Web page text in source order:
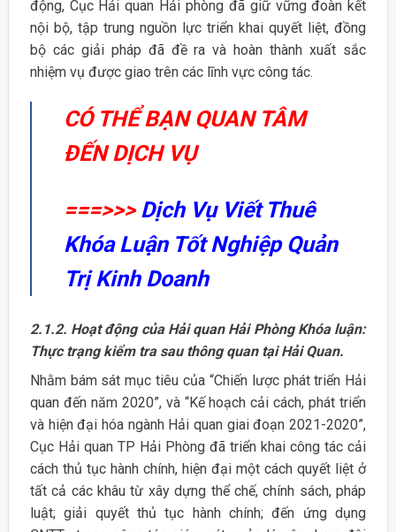
động, Cục Hải quan Hải phòng đã giữ vững đoàn kết
nội bộ, tập trung nguồn lực triển khai quyết liệt, đồng
bộ các giải pháp đã đề ra và hoàn thành xuất sắc
nhiệm vụ được giao trên các lĩnh vực công tác.
CÓ THỂ BẠN QUAN TÂM
ĐẾN DỊCH VỤ
===>>>Dịch Vụ Viết Thuê
Khóa Luận Tốt Nghiệp Quản
Trị Kinh Doanh
2.1.2. Hoạt động của Hải quan Hải Phòng Khóa luận:
Thực trạng kiểm tra sau thông quan tại Hải Quan.
Nhằm bám sát mục tiêu của “Chiến lược phát triển Hải
quan đến năm 2020”, và “Kế hoạch cải cách, phát triển
và hiện đại hóa ngành Hải quan giai đoạn 2021-2020”,
Cục Hải quan TP Hải Phòng đã triển khai công tác cải
cách thủ tục hành chính, hiện đại một cách quyết liệt ở
tất cả các khâu từ xây dựng thể chế, chính sách, pháp
luật; giải quyết thủ tục hành chính; đến ứng dụng